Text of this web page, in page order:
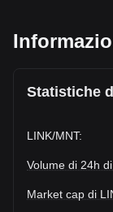
Statistiche
LINK/MNT:
Volume di 24h
Market cap di